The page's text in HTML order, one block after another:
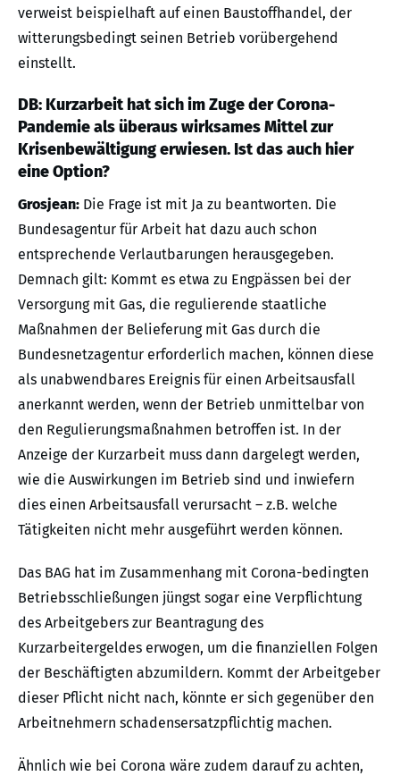
verweist beispielhaft auf einen Baustoffhandel, der
witterungsbedingt seinen Betrieb vorübergehend
einstellt.
DB: Kurzarbeit hat sich im Zuge der Corona-
Pandemie als überaus wirksames Mittel zur
Krisenbewältigung erwiesen. Ist das auch hier
eine Option?
Grosjean: Die Frage ist mit Ja zu beantworten. Die
Bundesagentur für Arbeit hat dazu auch schon
entsprechende Verlautbarungen herausgegeben.
Demnach gilt: Kommt es etwa zu Engpässen bei der
Versorgung mit Gas, die regulierende staatliche
Maßnahmen der Belieferung mit Gas durch die
Bundesnetzagentur erforderlich machen, können diese
als unabwendbares Ereignis für einen Arbeitsausfall
anerkannt werden, wenn der Betrieb unmittelbar von
den Regulierungsmaßnahmen betroffen ist. In der
Anzeige der Kurzarbeit muss dann dargelegt werden,
wie die Auswirkungen im Betrieb sind und inwiefern
dies einen Arbeitsausfall verursacht – z.B. welche
Tätigkeiten nicht mehr ausgeführt werden können.
Das BAG hat im Zusammenhang mit Corona-bedingten
Betriebsschließungen jüngst sogar eine Verpflichtung
des Arbeitgebers zur Beantragung des
Kurzarbeitergeldes erwogen, um die finanziellen Folgen
der Beschäftigten abzumildern. Kommt der Arbeitgeber
dieser Pflicht nicht nach, könnte er sich gegenüber den
Arbeitnehmern schadensersatzpflichtig machen.
Ähnlich wie bei Corona wäre zudem darauf zu achten,